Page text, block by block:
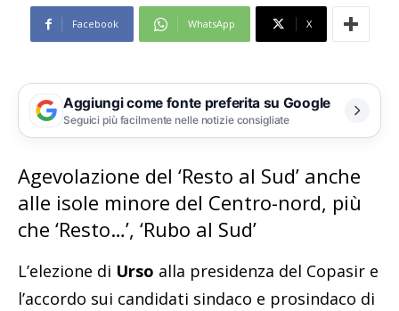
Facebook WhatsApp X
Aggiungi come fonte preferita su Google
Seguici più facilmente nelle notizie consigliate
Agevolazione del ‘Resto al Sud’ anche
alle isole minore del Centro-nord, più
che ‘Resto…’, ‘Rubo al Sud’
L’elezione di Urso alla presidenza del Copasir e
l’accordo sui candidati sindaco e prosindaco di